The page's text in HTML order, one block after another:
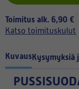
Toimitus alk. 6,90 €
Katso toimituskulut
KuvausKysymyksiä